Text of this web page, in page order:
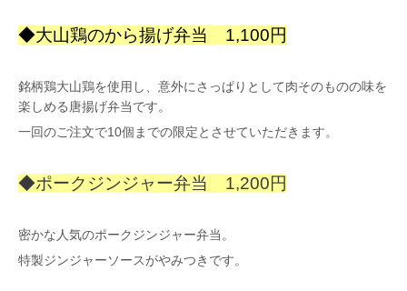
◆大山鶏のから揚げ弁当 1,100円
銘柄鶏大山鶏を使用し、意外にさっぱりとして肉そのものの味を
楽しめる唐揚げ弁当です。
一回のご注文で10個までの限定とさせていただきます。
◆ポークジンジャー弁当 1,200円
密かな人気のポークジンジャー弁当。
特製ジンジャーソースがやみつきです。